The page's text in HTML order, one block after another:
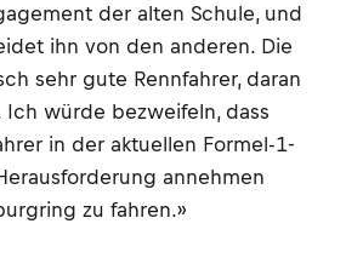
der alten Schule, und
ihn von den anderen. Die
sehr gute Rennfahrer, daran
würde bezweifeln, dass
in der aktuellen Formel-1-
annehmen
zu fahren.»